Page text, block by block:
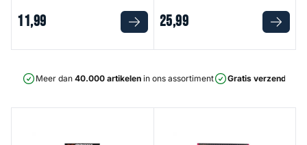
11,99 25,99
Meer dan 40.000 artikelen in ons assortiment Gratis verzending